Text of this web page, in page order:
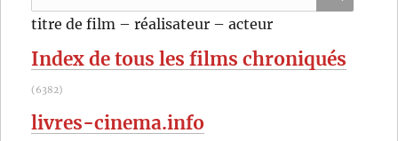
pour
:
titre de film – réalisateur – acteur
Index de tous les films chroniqués
(6382)
livres-cinema.info